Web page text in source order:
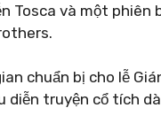
Tosca và một phiên
chuẩn bị cho lễ
diễn truyện cổ tích